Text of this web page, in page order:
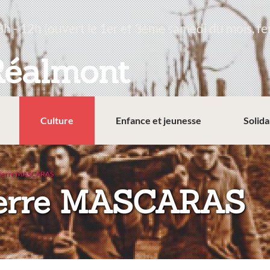
- 12h (ouvert le 1er et 3ème samedi du mois,
Culture Enfance et jeunesse
MASCARAS
MASCARAS: